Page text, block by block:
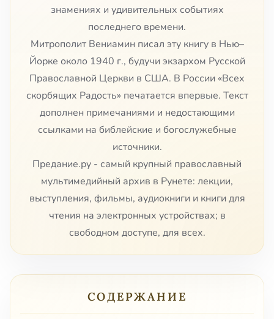
знамениях и удивительных событиях
последнего времени.
Митрополит Вениамин писал эту книгу в Нью–
Йорке около 1940 г., будучи экзархом Русской
Православной Церкви в США. В России «Всех
скорбящих Радость» печатается впервые. Текст
дополнен примечаниями и недостающими
ссылками на библейские и богослужебные
источники.
Предание.ру - самый крупный православный
мультимедийный архив в Рунете: лекции,
выступления, фильмы, аудиокниги и книги для
чтения на электронных устройствах; в
свободном доступе, для всех.
СОДЕРЖАНИЕ